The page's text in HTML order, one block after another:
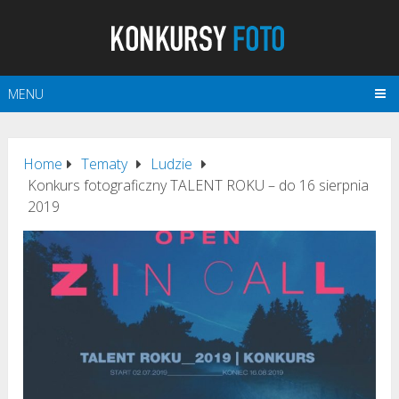
MENU
Home Tematy
Ludzie
Konkurs fotograficzny TALENT ROKU – do 16 sierpnia
2019